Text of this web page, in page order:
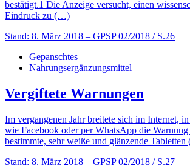
bestätigt.1 Die Anzeige versucht, einen
Eindruck zu (…)
Stand: 8. März 2018 – GPSP 02/2018 / S.26
Gepanschtes
Nahrungsergänzungsmittel
Vergiftete Warnungen
Im vergangenen Jahr breitete sich im Internet,
wie Facebook oder per WhatsApp die Warnung
bestimmte, sehr weiße und glänzende
Stand: 8. März 2018 – GPSP 02/2018 / S.27